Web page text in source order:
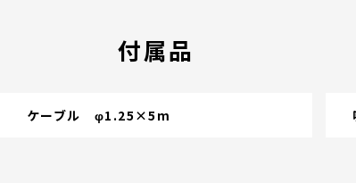
付属品
ケーブル φ1.25×5m